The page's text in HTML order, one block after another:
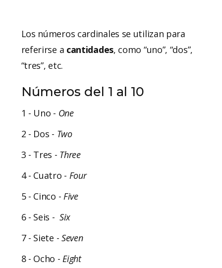
Los números cardinales se utilizan para
referirse a cantidades, como “uno”, “dos”,
“tres”, etc.
Números del 1 al 10
1 - Uno - One
2 - Dos - Two
3 - Tres - Three
4 - Cuatro - Four
5 - Cinco - Five
6 - Seis - Six
7 - Siete - Seven
8 - Ocho - Eight